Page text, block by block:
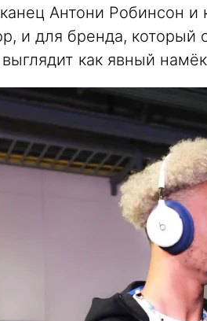
Антони Робинсон и
и для бренда, который
как явный